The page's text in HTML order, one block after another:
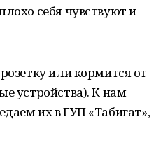
себя чувствуют и
или кормится от
устройства). К нам
их в ГУП «Табигат»,